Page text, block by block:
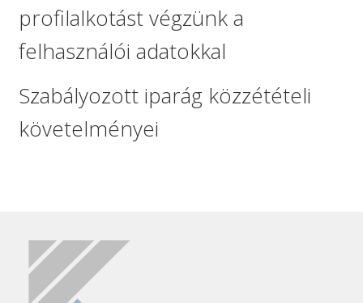
profilalkotást végzünk a
felhasználói adatokkal
Szabályozott iparág közzétételi
követelményei